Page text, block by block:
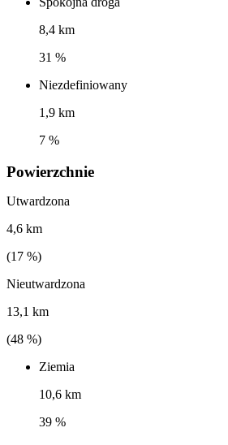
8,4 km
31 %
Niezdefiniowany
1,9 km
7 %
Powierzchnie
Utwardzona
4,6 km
(17 %)
Nieutwardzona
13,1 km
(48 %)
Ziemia
10,6 km
39 %